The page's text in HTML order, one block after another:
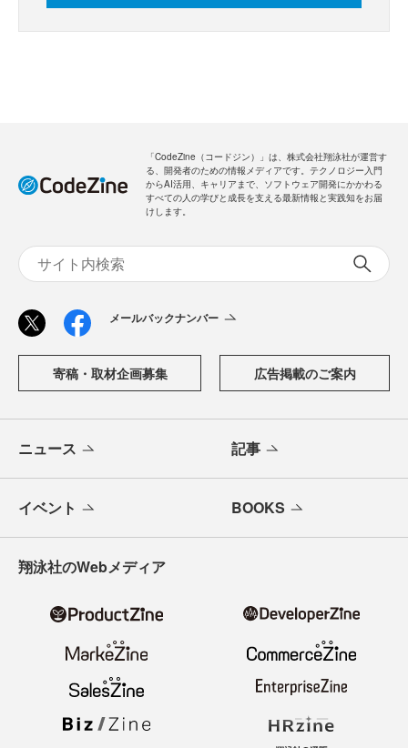
「CodeZine（コードジン）」は、株式会社翔泳社が運営す
る、開発者のための情報メディアです。テクノロジー入門
からAI活用、キャリアまで、ソフトウェア開発にかかわる
すべての人の学びと成長を支える最新情報と実践知をお届
けします。
メールバックナンバー
寄稿・取材企画募集 広告掲載のご案内
ニュース 記事
イベント BOOKS
翔泳社のWebメディア